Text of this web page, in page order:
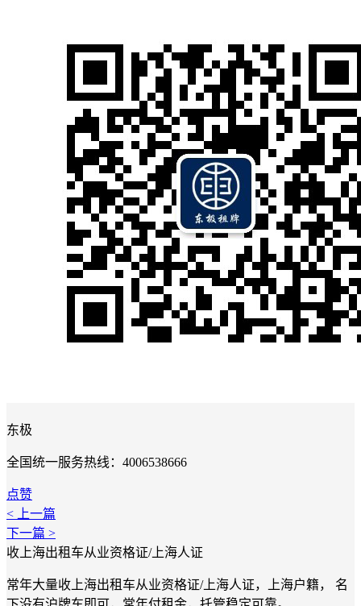
东极
全国统一服务热线：4006538666
点赞
< 上一篇
下一篇 >
收上海出租车从业资格证/上海人证
常年大量收上海出租车从业资格证/上海人证，上海户籍， 名